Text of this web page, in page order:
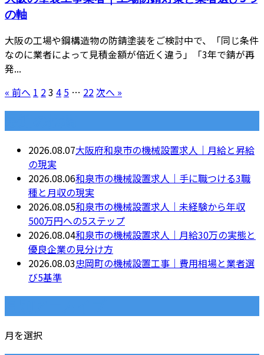
の軸
大阪の工場や鋼構造物の防錆塗装をご検討中で、「同じ条件
なのに業者によって見積金額が倍近く違う」「3年で錆が再
発...
« 前へ 1 23 4 5 … 22次へ »
2026.08.07大阪府和泉市の機械設置求人｜月給と昇給
の現実
2026.08.06和泉市の機械設置求人｜手に職つける3職
種と月収の現実
2026.08.05和泉市の機械設置求人｜未経験から年収
500万円への5ステップ
2026.08.04和泉市の機械設置求人｜月給30万の実態と
優良企業の見分け方
2026.08.03忠岡町の機械設置工事｜費用相場と業者選
び5基準
月を選択